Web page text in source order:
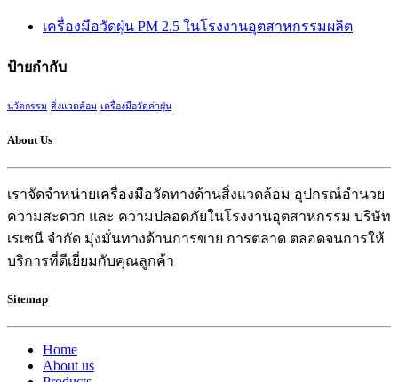
เครื่องมือวัดฝุ่น PM 2.5 ในโรงงานอุตสาหกรรมผลิต
ป้ายกำกับ
นวัตกรรม สิ่งแวดล้อม เครื่องมือวัดค่าฝุ่น
About Us
เราจัดจำหน่ายเครื่องมือวัดทางด้านสิ่งแวดล้อม อุปกรณ์อำนวย
ความสะดวก และ ความปลอดภัยในโรงงานอุตสาหกรรม บริษัท
เรเซนี จำกัด มุ่งมั่นทางด้านการขาย การตลาด ตลอดจนการให้
บริการที่ดีเยี่ยมกับคุณลูกค้า
Sitemap
Home
About us